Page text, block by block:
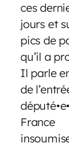
ces
jours et
pics de
qu’il a
Il parle
de
France